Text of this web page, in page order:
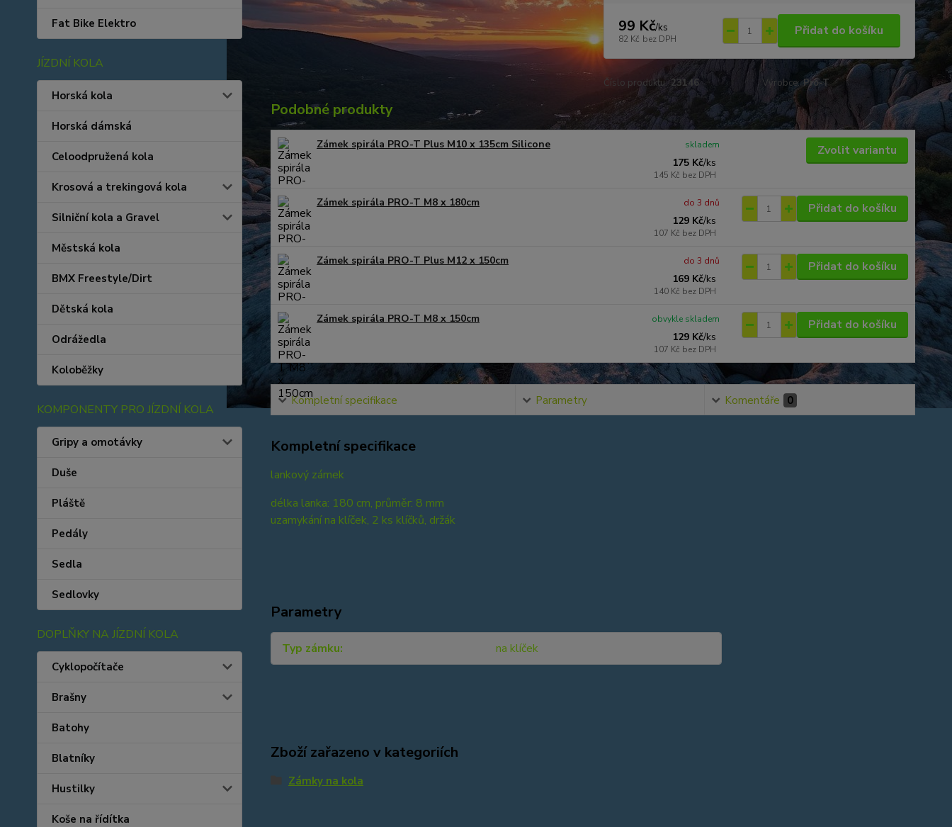
Fat Bike Elektro
JÍZDNÍ KOLA
Horská kola
Horská dámská
Celoodpružená kola
Krosová a trekingová kola
Silniční kola a Gravel
Městská kola
BMX Freestyle/Dirt
Dětská kola
Odrážedla
Koloběžky
KOMPONENTY PRO JÍZDNÍ KOLA
Gripy a omotávky
Duše
Pláště
Pedály
Sedla
Sedlovky
DOPLŇKY NA JÍZDNÍ KOLA
Cyklopočítače
Brašny
Batohy
Blatníky
Hustilky
Koše na řídítka
99 Kč/ks
82 Kč bez DPH
Přidat do košíku
Číslo produktu: 23146 Výrobce: Pro-T
Podobné produkty
Zámek spirála PRO-T Plus M10 x 135cm Silicone
175 Kč/ks
145 Kč bez DPH
skladem Zvolit variantu
Zámek spirála PRO-T M8 x 180cm
129 Kč/ks
107 Kč bez DPH
do 3 dnů Přidat do košíku
Zámek spirála PRO-T Plus M12 x 150cm
169 Kč/ks
140 Kč bez DPH
do 3 dnů Přidat do košíku
Zámek spirála PRO-T M8 x 150cm
129 Kč/ks
107 Kč bez DPH
obvykle skladem Přidat do košíku
Kompletní specifikace Parametry Komentáře 0
Kompletní specifikace
lankový zámek
délka lanka: 180 cm, průměr: 8 mm
uzamykání na klíček, 2 ks klíčků, držák
Parametry
Typ zámku na klíček
Zboží zařazeno v kategoriích
Zámky na kola